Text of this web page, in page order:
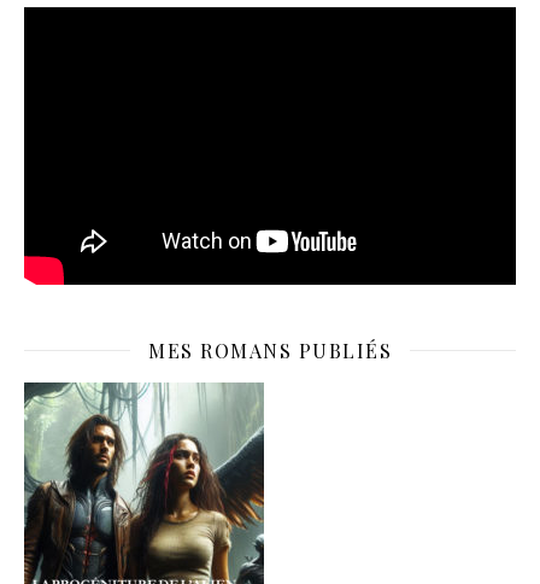
MES ROMANS PUBLIÉS